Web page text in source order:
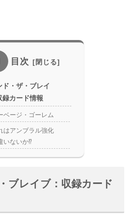
目次
ド・ザ・ブレイ
録カード情報
ベージ・ゴーレム
はアンブラル強化
いないか⁉
ブレイブ：収録カード